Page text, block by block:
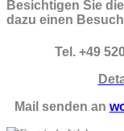
Besichtigen Sie
dazu einen
Tel. +49
Mail senden an